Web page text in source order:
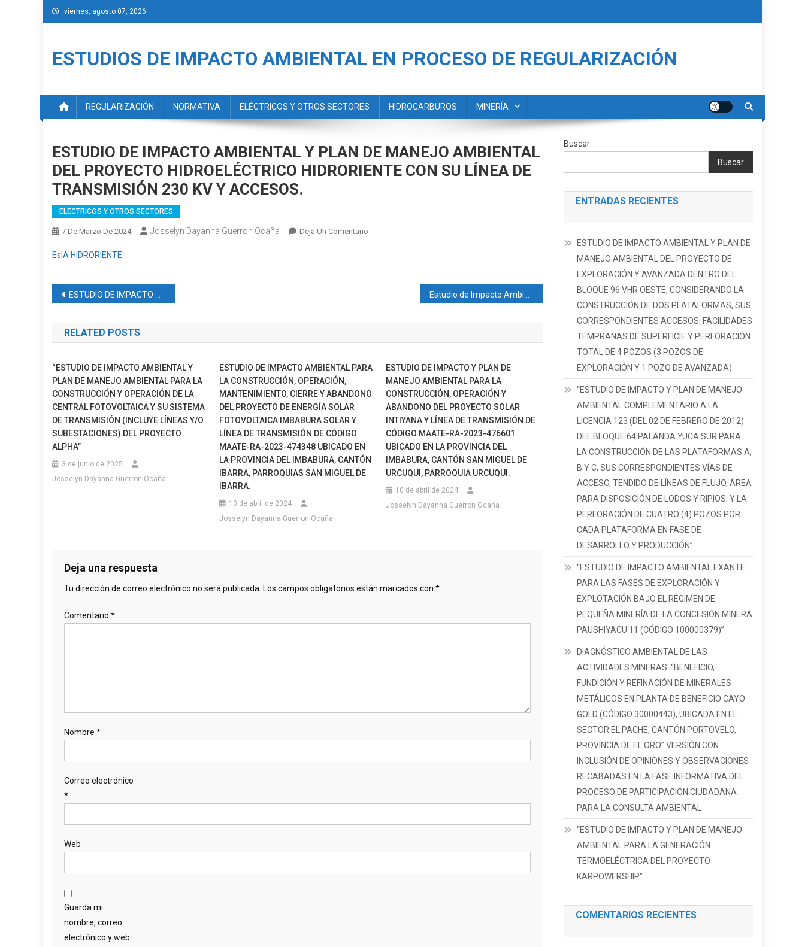
Saltar
al
viernes, agosto 07, 2026
ESTUDIOS DE IMPACTO AMBIENTAL EN PROCESO DE REGULARIZACIÓN
REGULARIZACIÓN NORMATIVA ELÉCTRICOS Y OTROS SECTORES HIDROCARBUROS MINERÍA
ESTUDIO DE IMPACTO AMBIENTAL Y PLAN DE MANEJO AMBIENTAL
DEL PROYECTO HIDROELÉCTRICO HIDRORIENTE CON SU LÍNEA DE
TRANSMISIÓN 230 KV Y ACCESOS.
ELÉCTRICOS Y OTROS SECTORES
7 De Marzo De 2024 Josselyn Dayanna Guerron Ocaña Deja Un Comentario
MANEJO
DEL
PROYECTO
HIDROELÉCTRICO
HIDRORIENTE
LÍNEA
DE
TRANSMISIÓN
EsIA HIDRORIENTE
Navegación
de
entradas
ESTUDIO DE IMPACTO AMBIENTAL PARA LAS FASES DE EXPLOTACIÓN Y BENEFICIO DE MINERALES METÁLICOS EN EL ÁREA OPERATIVA DE LA CONCESIÓN MINERA LA PLATA (CÓDIGO 2001.1)
RELATED POSTS
“ESTUDIO DE IMPACTO AMBIENTAL Y
PLAN DE MANEJO AMBIENTAL PARA LA
CONSTRUCCIÓN Y OPERACIÓN DE LA
CENTRAL FOTOVOLTAICA Y SU SISTEMA
DE TRANSMISIÓN (INCLUYE LÍNEAS Y/O
SUBESTACIONES) DEL PROYECTO
ALPHA”
3 de junio de 2025
Josselyn Dayanna Guerron Ocaña
ESTUDIO DE IMPACTO AMBIENTAL PARA
LA CONSTRUCCIÓN, OPERACIÓN,
MANTENIMIENTO, CIERRE Y ABANDONO
DEL PROYECTO DE ENERGÍA SOLAR
FOTOVOLTAICA IMBABURA SOLAR Y
LÍNEA DE TRANSMISIÓN DE CÓDIGO
MAATE-RA-2023-474348 UBICADO EN
LA PROVINCIA DEL IMBABURA, CANTÓN
IBARRA, PARROQUIAS SAN MIGUEL DE
IBARRA.
10 de abril de 2024
Josselyn Dayanna Guerron Ocaña
ESTUDIO DE IMPACTO Y PLAN DE
MANEJO AMBIENTAL PARA LA
CONSTRUCCIÓN, OPERACIÓN Y
ABANDONO DEL PROYECTO SOLAR
INTIYANA Y LÍNEA DE TRANSMISIÓN DE
CÓDIGO MAATE-RA-2023-476601
UBICADO EN LA PROVINCIA DEL
IMBABURA, CANTÓN SAN MIGUEL DE
URCUQUI, PARROQUIA URCUQUI.
10 de abril de 2024
Josselyn Dayanna Guerron Ocaña
Deja una respuesta
Tu dirección de correo electrónico no será publicada. Los campos obligatorios están marcados con *
Comentario *
Nombre *
Correo electrónico
*
Web
Guarda mi
nombre, correo
electrónico y web
Buscar
Buscar
ENTRADAS RECIENTES
ESTUDIO DE IMPACTO AMBIENTAL Y PLAN DE
MANEJO AMBIENTAL DEL PROYECTO DE
EXPLORACIÓN Y AVANZADA DENTRO DEL
BLOQUE 96 VHR OESTE, CONSIDERANDO LA
CONSTRUCCIÓN DE DOS PLATAFORMAS, SUS
CORRESPONDIENTES ACCESOS, FACILIDADES
TEMPRANAS DE SUPERFICIE Y PERFORACIÓN
TOTAL DE 4 POZOS (3 POZOS DE
EXPLORACIÓN Y 1 POZO DE AVANZADA)
“ESTUDIO DE IMPACTO Y PLAN DE MANEJO
AMBIENTAL COMPLEMENTARIO A LA
LICENCIA 123 (DEL 02 DE FEBRERO DE 2012)
DEL BLOQUE 64 PALANDA YUCA SUR PARA
LA CONSTRUCCIÓN DE LAS PLATAFORMAS A,
B Y C, SUS CORRESPONDIENTES VÍAS DE
ACCESO, TENDIDO DE LÍNEAS DE FLUJO, ÁREA
PARA DISPOSICIÓN DE LODOS Y RIPIOS; Y LA
PERFORACIÓN DE CUATRO (4) POZOS POR
CADA PLATAFORMA EN FASE DE
DESARROLLO Y PRODUCCIÓN”
“ESTUDIO DE IMPACTO AMBIENTAL EXANTE
PARA LAS FASES DE EXPLORACIÓN Y
EXPLOTACIÓN BAJO EL RÉGIMEN DE
PEQUEÑA MINERÍA DE LA CONCESIÓN MINERA
PAUSHIYACU 11 (CÓDIGO 100000379)”
DIAGNÓSTICO AMBIENTAL DE LAS
ACTIVIDADES MINERAS: “BENEFICIO,
FUNDICIÓN Y REFINACIÓN DE MINERALES
METÁLICOS EN PLANTA DE BENEFICIO CAYO
GOLD (CÓDIGO 30000443), UBICADA EN EL
SECTOR EL PACHE, CANTÓN PORTOVELO,
PROVINCIA DE EL ORO” VERSIÓN CON
INCLUSIÓN DE OPINIONES Y OBSERVACIONES
RECABADAS EN LA FASE INFORMATIVA DEL
PROCESO DE PARTICIPACIÓN CIUDADANA
PARA LA CONSULTA AMBIENTAL
“ESTUDIO DE IMPACTO Y PLAN DE MANEJO
AMBIENTAL PARA LA GENERACIÓN
TERMOELÉCTRICA DEL PROYECTO
KARPOWERSHIP”
COMENTARIOS RECIENTES